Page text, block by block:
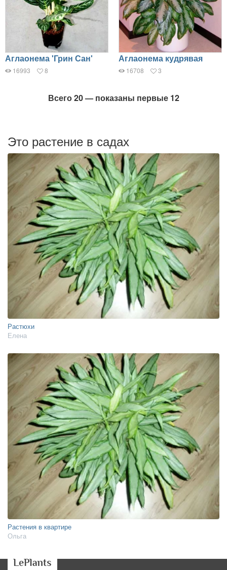
Аглаонема 'Грин Сан'
16993 8
Аглаонема кудрявая
16708 3
Всего 20 — показаны первые 12
Это растение в садах
Растюхи
Елена
Растения в квартире
Ольга